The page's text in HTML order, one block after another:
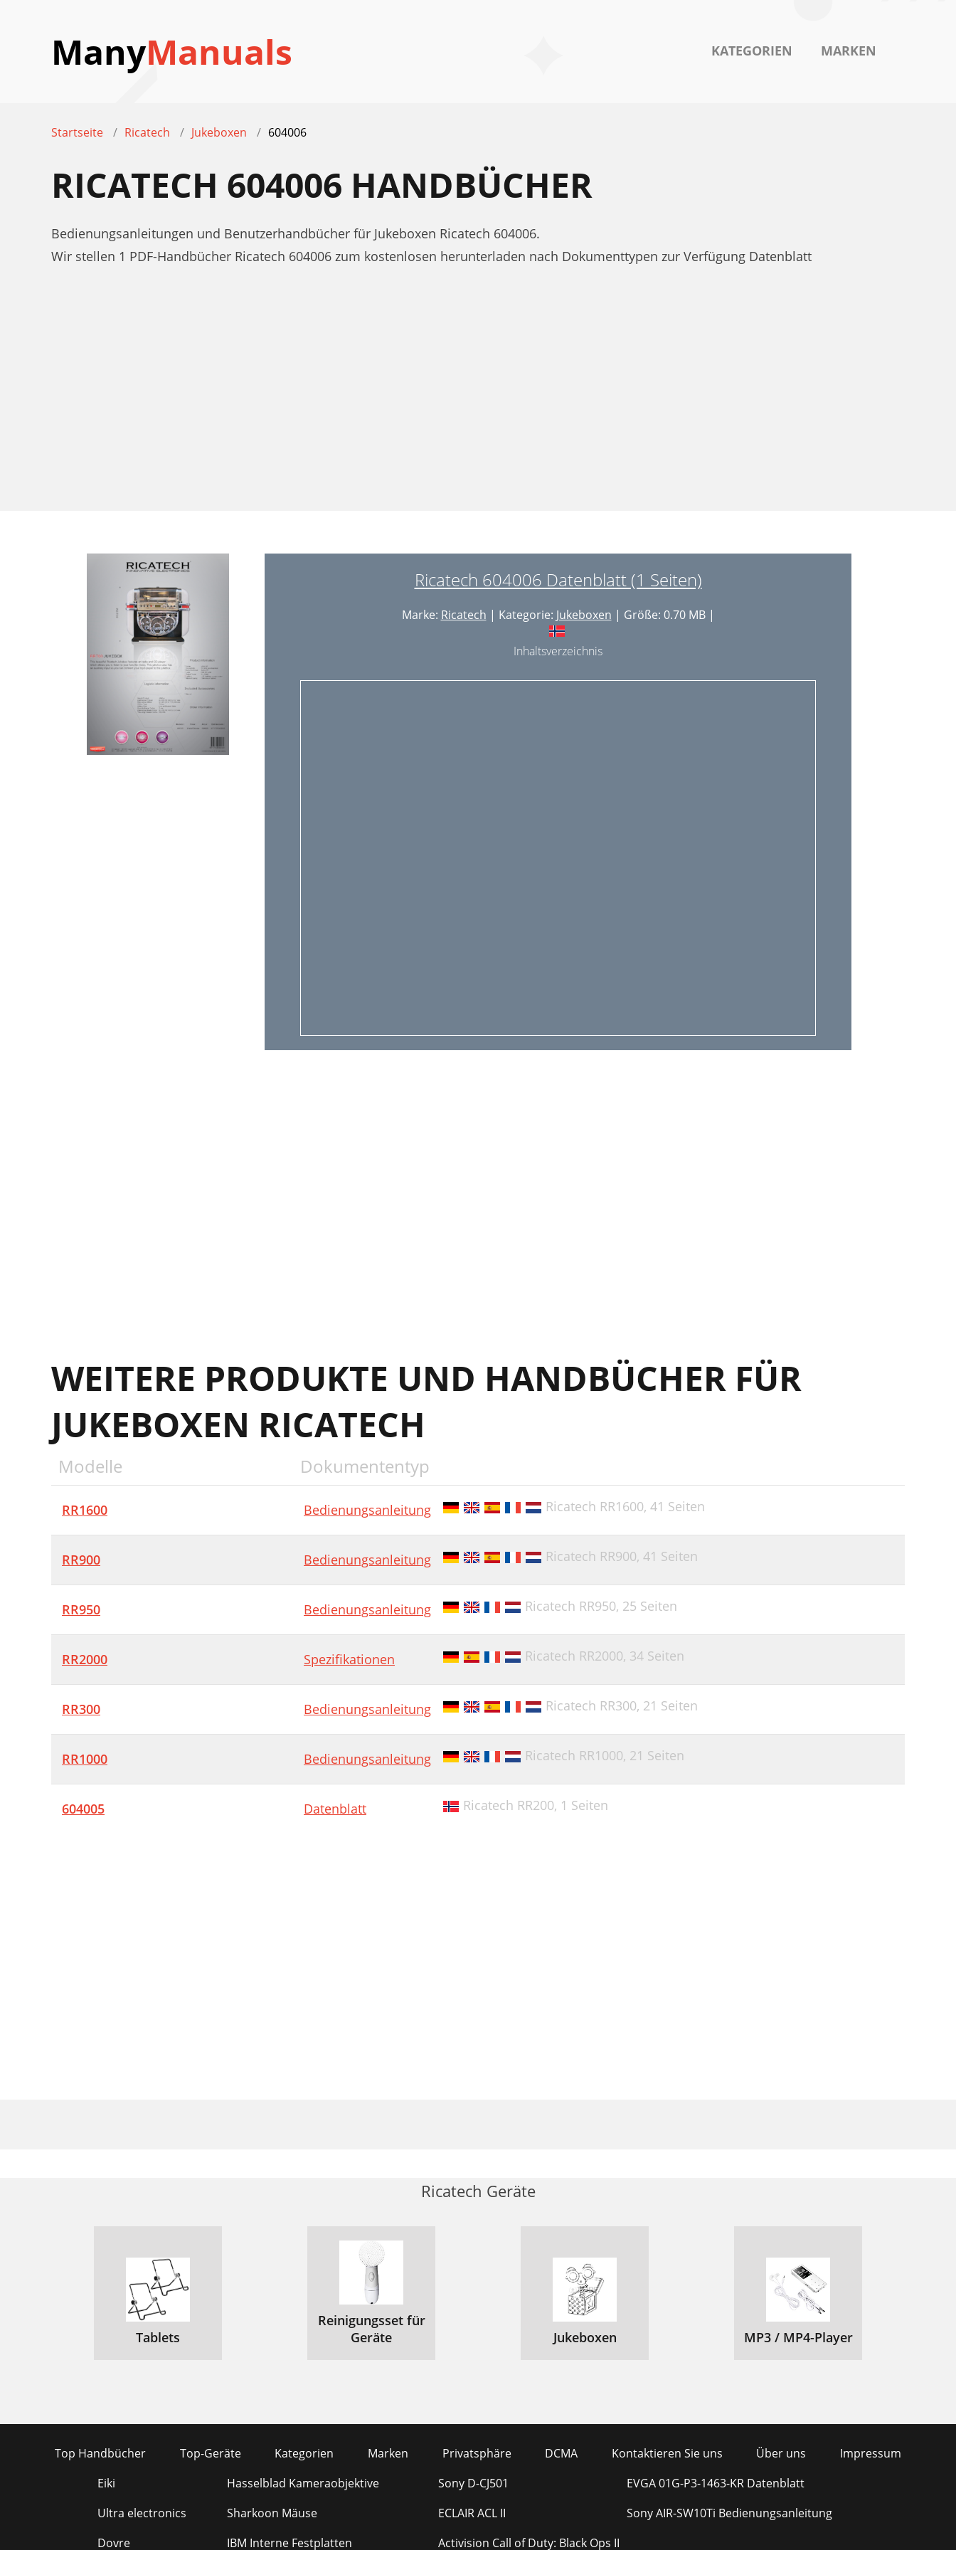
ManyManuals KATEGORIEN MARKEN
Startseite Ricatech Jukeboxen 604006
RICATECH 604006 HANDBÜCHER
Bedienungsanleitungen und Benutzerhandbücher für Jukeboxen Ricatech 604006.
Wir stellen 1 PDF-Handbücher Ricatech 604006 zum kostenlosen herunterladen nach Dokumenttypen zur Verfügung Datenblatt
Ricatech 604006 Datenblatt (1 Seiten)
Marke: Ricatech | Kategorie: Jukeboxen | Größe: 0.70 MB |
Inhaltsverzeichnis
WEITERE PRODUKTE UND HANDBÜCHER FÜR
JUKEBOXEN RICATECH
Modelle Dokumententyp
RR1600 Bedienungsanleitung Ricatech RR1600, 41 Seiten
RR900 Bedienungsanleitung Ricatech RR900, 41 Seiten
RR950 Bedienungsanleitung Ricatech RR950, 25 Seiten
RR2000 Spezifikationen Ricatech RR2000, 34 Seiten
RR300 Bedienungsanleitung Ricatech RR300, 21 Seiten
RR1000 Bedienungsanleitung Ricatech RR1000, 21 Seiten
604005 Datenblatt Ricatech RR200, 1 Seiten
Ricatech Geräte
Tablets
Reinigungsset für
Geräte
Jukeboxen MP3 / MP4-Player
Top Handbücher Top-Geräte Kategorien Marken Privatsphäre DCMA Kontaktieren Sie uns Über uns
Impressum
Eiki
Ultra electronics
Dovre
Hasselblad Kameraobjektive
Sharkoon Mäuse
IBM Interne Festplatten
Sony D-CJ501
ECLAIR ACL II
Activision Call of Duty: Black Ops II
EVGA 01G-P3-1463-KR Datenblatt
Sony AIR-SW10Ti Bedienungsanleitung